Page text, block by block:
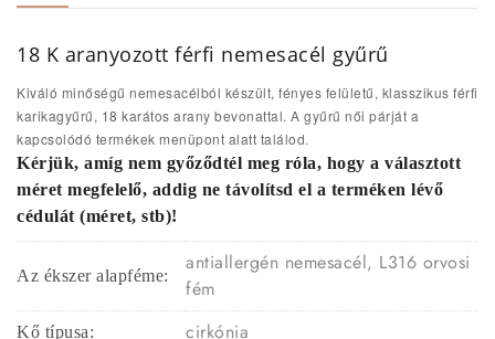
18 K aranyozott férfi nemesacél gyűrű
Kiváló minőségű nemesacélból készült, fényes felületű, klasszikus férfi
karikagyűrű, 18 karátos arany bevonattal. A gyűrű női párját a
kapcsolódó termékek menüpont alatt találod.
Kérjük, amíg nem győződtél meg róla, hogy a választott
méret megfelelő, addig ne távolítsd el a terméken lévő
cédulát (méret, stb)!
Az ékszer alapféme:
antiallergén nemesacél, L316 orvosi
fém
Kő típusa: cirkónia